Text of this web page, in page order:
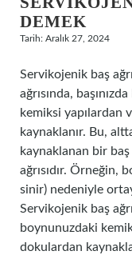
DEMEK
Tarih: Aralık 27, 2024
Servikojenik baş
ağrısında,
kemiksi yapılardan
kaynaklanır. Bu,
kaynaklanan bir
ağrısıdır. Örneğin,
sinir) nedeniyle
Servikojenik baş
boynunuzdaki
dokulardan